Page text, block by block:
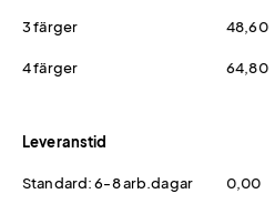
3 färger 48,60
4 färger 64,80
Leveranstid
Standard: 6-8 arb.dagar 0,00